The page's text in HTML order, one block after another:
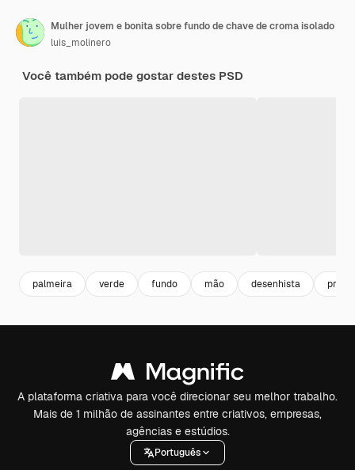
Mulher jovem e bonita sobre fundo de chave de croma isolado
luis_molinero
Você também pode gostar destes PSD
palmeira verde fundo mão desenhista
A plataforma criativa para você direcionar seu melhor trabalho.
Mais de 1 milhão de assinantes entre criativos, empresas,
agências e estúdios.
Português